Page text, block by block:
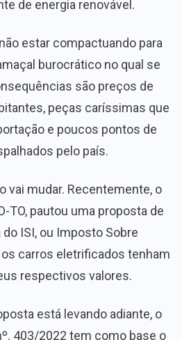
de energia renovável.
estar compactuando para
burocrático no qual se
são preços de
peças caríssimas que
e poucos pontos de
pelo país.
vai mudar. Recentemente, o
TO, pautou uma proposta de
ISI, ou Imposto Sobre
carros eletrificados tenham
respectivos valores.
está levando adiante, o
403/2022 tem como base o